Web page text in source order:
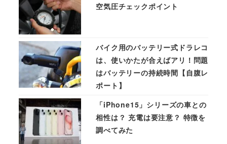
空気圧チェックポイント
バイク用のバッテリー式ドラレコ
は、使いかたが合えばアリ！問題
はバッテリーの持続時間【自腹レ
ポート】
「iPhone15」シリーズの車との
相性は？ 充電は要注意？ 特徴を
調べてみた